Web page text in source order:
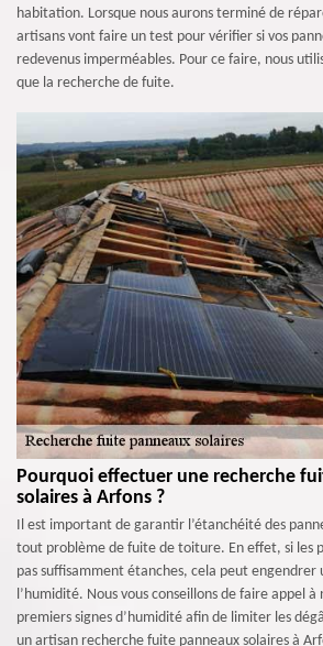
habitation. Lorsque nous aurons terminé de
artisans vont faire un test pour vérifier si vos
redevenus imperméables. Pour ce faire, nous
que la recherche de fuite.
Pourquoi effectuer une recherche
solaires à Arfons ?
Il est important de garantir l’étanchéité des
tout problème de fuite de toiture. En effet, si les
pas suffisamment étanches, cela peut
l’humidité. Nous vous conseillons de faire appel à
premiers signes d’humidité afin de limiter les
un artisan recherche fuite panneaux solaires à